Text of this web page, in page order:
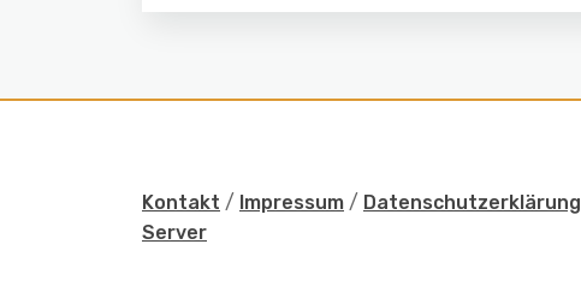
Kontakt / Impressum / Datenschutzerklärung
Server